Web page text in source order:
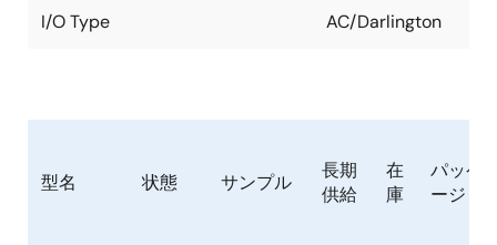
I/O Type AC/Darlington
型名 状態 サンプル
長期
供給
在
庫
パッケ
ージ